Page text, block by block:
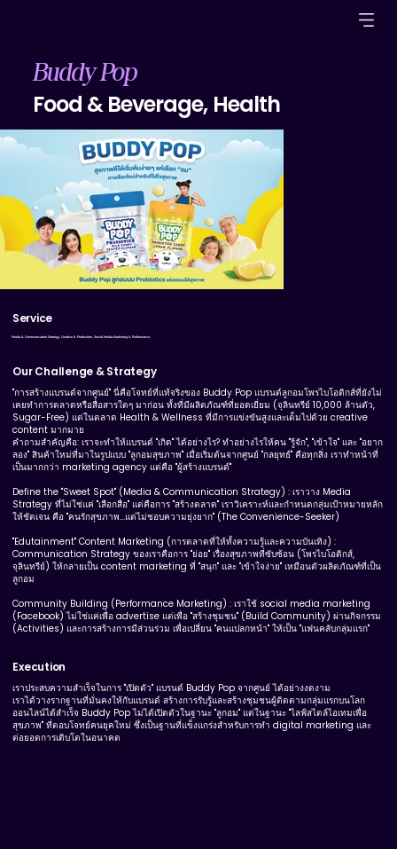
Buddy Pop
Food & Beverage, Health
BDP_3-17webp-09.webp
Service
Media & Communication Strategy, Creative & Production, Social Media Marketing & Performance
Our Challenge & Strategy
"การสร้างแบรนด์จากศูนย์" นี่คือโจทย์ที่แท้จริงของ Buddy Pop แบรนด์ลูกอมโพรไบโอติกส์ที่ยังไม่
เคยทำการตลาดหรือสื่อสารใดๆ มาก่อน ทั้งที่มีผลิตภัณฑ์ที่ยอดเยี่ยม (จุลินทรีย์ 10,000 ล้านตัว,
Sugar-Free) แต่ในตลาด Health & Wellness ที่มีการแข่งขันสูงและเต็มไปด้วย creative
content มากมาย
คำถามสำคัญคือ: เราจะทำให้แบรนด์ "เกิด" ได้อย่างไร? ทำอย่างไรให้คน "รู้จัก", "เข้าใจ" และ "อยาก
ลอง" สินค้าใหม่ที่มาในรูปแบบ "ลูกอมสุขภาพ" เมื่อเริ่มต้นจากศูนย์ "กลยุทธ์" คือทุกสิ่ง เราทำหน้าที่
เป็นมากกว่า marketing agency แต่คือ "ผู้สร้างแบรนด์"
Define the "Sweet Spot" (Media & Communication Strategy) : เราวาง Media
Strategy ที่ไม่ใช่แค่ "เลือกสื่อ" แต่คือการ "สร้างตลาด" เราวิเคราะห์และกำหนดกลุ่มเป้าหมายหลัก
ให้ชัดเจน คือ "คนรักสุขภาพ...แต่ไม่ชอบความยุ่งยาก" (The Convenience-Seeker)
"Edutainment" Content Marketing (การตลาดที่ให้ทั้งความรู้และความบันเทิง) :
Communication Strategy ของเราคือการ "ย่อย" เรื่องสุขภาพที่ซับซ้อน (โพรไบโอติกส์,
จุลินทรีย์) ให้กลายเป็น content marketing ที่ "สนุก" และ "เข้าใจง่าย" เหมือนตัวผลิตภัณฑ์ที่เป็น
ลูกอม
Community Building (Performance Marketing) : เราใช้ social media marketing
(Facebook) ไม่ใช่แค่เพื่อ advertise แต่เพื่อ "สร้างชุมชน" (Build Community) ผ่านกิจกรรม
(Activities) และการสร้างการมีส่วนร่วม เพื่อเปลี่ยน "คนแปลกหน้า" ให้เป็น "แฟนคลับกลุ่มแรก"
Execution
เราประสบความสำเร็จในการ "เปิดตัว" แบรนด์ Buddy Pop จากศูนย์ ได้อย่างงดงาม
เราได้วางรากฐานที่มั่นคงให้กับแบรนด์ สร้างการรับรู้และสร้างชุมชนผู้ติดตามกลุ่มแรกบนโลก
ออนไลน์ได้สำเร็จ Buddy Pop ไม่ได้เปิดตัวในฐานะ "ลูกอม" แต่ในฐานะ "ไลฟ์สไตล์ไอเทมเพื่อ
สุขภาพ" ที่ตอบโจทย์คนยุคใหม่ ซึ่งเป็นฐานที่แข็งแกร่งสำหรับการทำ digital marketing และ
ต่อยอดการเติบโตในอนาคต